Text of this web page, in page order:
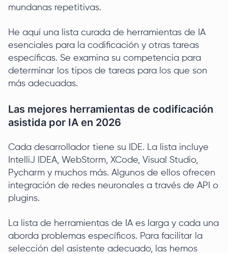
mundanas repetitivas.
He aquí una lista curada de herramientas de IA
esenciales para la codificación y otras tareas
específicas. Se examina su competencia para
determinar los tipos de tareas para los que son
más adecuadas.
Las mejores herramientas de codificación
asistida por IA en 2026
Cada desarrollador tiene su IDE. La lista incluye
IntelliJ IDEA, WebStorm, XCode, Visual Studio,
Pycharm y muchos más. Algunos de ellos ofrecen
integración de redes neuronales a través de API o
plugins.
La lista de herramientas de IA es larga y cada una
aborda problemas específicos. Para facilitar la
selección del asistente adecuado, las hemos